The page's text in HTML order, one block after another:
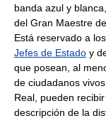
banda azul y
del Gran Maestre
Está reservado a
Jefes de Estado y
que posean, al
de ciudadanos
Real, pueden
descripción de la